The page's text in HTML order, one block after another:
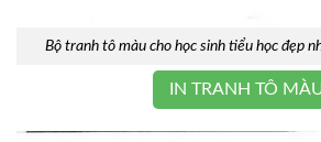
Bộ tranh tô màu cho học sinh tiểu học đẹp
IN TRANH TÔ